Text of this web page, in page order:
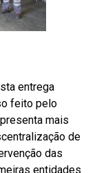
entrega
feito pelo
mais
de
das
entidades